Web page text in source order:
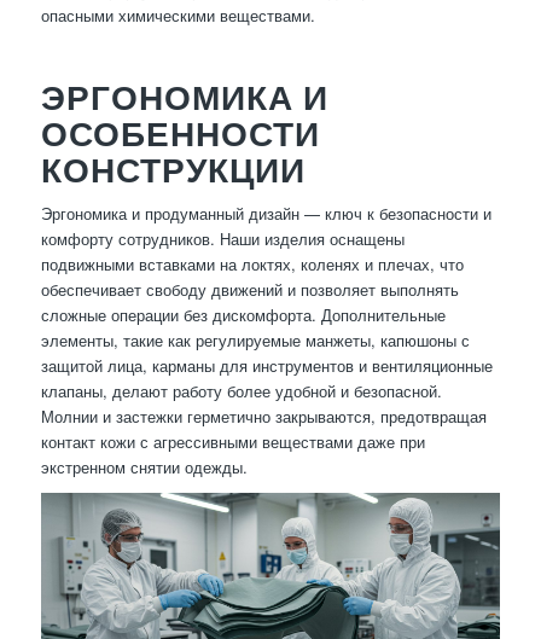
опасными химическими веществами.
ЭРГОНОМИКА И
ОСОБЕННОСТИ
КОНСТРУКЦИИ
Эргономика и продуманный дизайн — ключ к безопасности и
комфорту сотрудников. Наши изделия оснащены
подвижными вставками на локтях, коленях и плечах, что
обеспечивает свободу движений и позволяет выполнять
сложные операции без дискомфорта. Дополнительные
элементы, такие как регулируемые манжеты, капюшоны с
защитой лица, карманы для инструментов и вентиляционные
клапаны, делают работу более удобной и безопасной.
Молнии и застежки герметично закрываются, предотвращая
контакт кожи с агрессивными веществами даже при
экстренном снятии одежды.